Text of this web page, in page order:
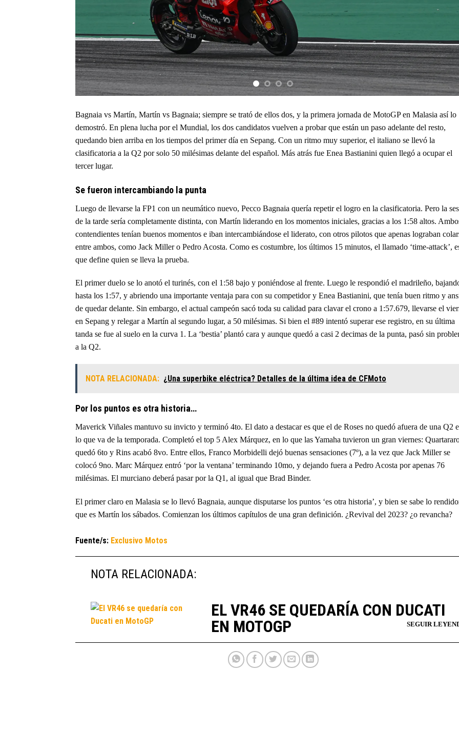
Bagnaia vs Martín, Martín vs Bagnaia; siempre se trató de ellos dos, y la primera jornada de MotoGP en Malasia así lo
demostró. En plena lucha por el Mundial, los dos candidatos vuelven a probar que están un paso adelante del resto,
quedando bien arriba en los tiempos del primer día en Sepang. Con un ritmo muy superior, el italiano se llevó la
clasificatoria a la Q2 por solo 50 milésimas delante del español. Más atrás fue Enea Bastianini quien llegó a ocupar el
tercer lugar.
Se fueron intercambiando la punta
Luego de llevarse la FP1 con un neumático nuevo, Pecco Bagnaia quería repetir el logro en la clasificatoria. Pero la
de la tarde sería completamente distinta, con Martín liderando en los momentos iniciales, gracias a los 1:58 altos.
contendientes tenían buenos momentos e iban intercambiándose el liderato, con otros pilotos que apenas lograban
entre ambos, como Jack Miller o Pedro Acosta. Como es costumbre, los últimos 15 minutos, el llamado ‘time-attack’,
que define quien se lleva la prueba.
El primer duelo se lo anotó el turinés, con el 1:58 bajo y poniéndose al frente. Luego le respondió el madrileño,
hasta los 1:57, y abriendo una importante ventaja para con su competidor y Enea Bastianini, que tenía buen ritmo y
de quedar delante. Sin embargo, el actual campeón sacó toda su calidad para clavar el crono a 1:57.679, llevarse el
en Sepang y relegar a Martín al segundo lugar, a 50 milésimas. Si bien el #89 intentó superar ese registro, en su última
tanda se fue al suelo en la curva 1. La ‘bestia’ plantó cara y aunque quedó a casi 2 decimas de la punta, pasó sin
a la Q2.
NOTA RELACIONADA: ¿Una superbike eléctrica? Detalles de la última idea de CFMoto
Por los puntos es otra historia…
Maverick Viñales mantuvo su invicto y terminó 4to. El dato a destacar es que el de Roses no quedó afuera de una Q2
lo que va de la temporada. Completó el top 5 Alex Márquez, en lo que las Yamaha tuvieron un gran viernes:
quedó 6to y Rins acabó 8vo. Entre ellos, Franco Morbidelli dejó buenas sensaciones (7º), a la vez que Jack Miller se
colocó 9no. Marc Márquez entró ‘por la ventana’ terminando 10mo, y dejando fuera a Pedro Acosta por apenas 76
milésimas. El murciano deberá pasar por la Q1, al igual que Brad Binder.
El primer claro en Malasia se lo llevó Bagnaia, aunque disputarse los puntos ‘es otra historia’, y bien se sabe lo
que es Martín los sábados. Comienzan los últimos capítulos de una gran definición. ¿Revival del 2023? ¿o revancha?
Fuente/s: Exclusivo Motos
NOTA RELACIONADA:
EL VR46 SE QUEDARÍA CON DUCATI
EN MOTOGP